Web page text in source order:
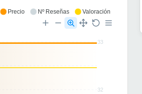
33
32
Precio Nº Reseñas Valoración